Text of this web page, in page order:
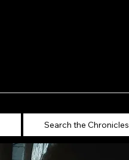
Search the Chronicles